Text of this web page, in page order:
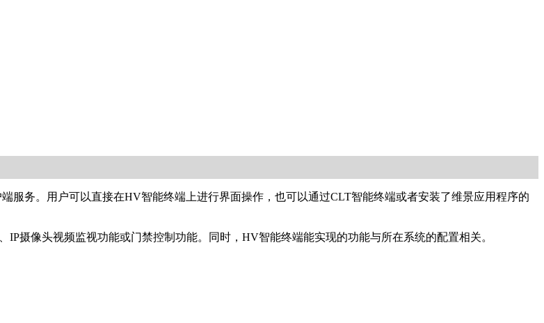
服务。用户可以直接在HV智能终端上进行界面操作，也可以通过CLT智能终端或者安装了维景应用程序的
摄像头视频监视功能或门禁控制功能。同时，HV智能终端能实现的功能与所在系统的配置相关。